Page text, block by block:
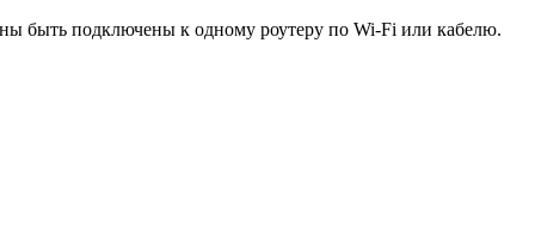
быть подключены к одному роутеру по Wi-Fi или кабелю.